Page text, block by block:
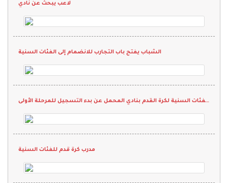
لاعب يبحث عن نادي
الشباب يفتح باب التجارب للانضمام إلى الفئات السنية
تعلن ادارة الفئات السنية لكرة القدم بنادي المحمل عن بدء التسجيل للمرحلة الأولى
مدرب كرة قدم للفئات السنية